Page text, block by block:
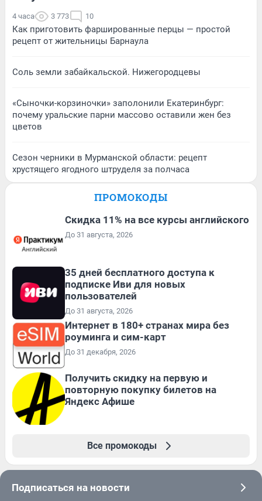
4 часа 3 773 10
Как приготовить фаршированные перцы — простой
рецепт от жительницы Барнаула
Соль земли забайкальской. Нижегородцевы
«Сыночки-корзиночки» заполонили Екатеринбург:
почему уральские парни массово оставили жен без
цветов
Сезон черники в Мурманской области: рецепт
хрустящего ягодного штруделя за полчаса
ПРОМОКОДЫ
Скидка 11% на все курсы английского
До 31 августа, 2026
35 дней бесплатного доступа к
подписке Иви для новых
пользователей
До 31 августа, 2026
Интернет в 180+ странах мира без
роуминга и сим-карт
До 31 декабря, 2026
Получить скидку на первую и
повторную покупку билетов на
Яндекс Афише
Все промокоды
Подписаться на новости